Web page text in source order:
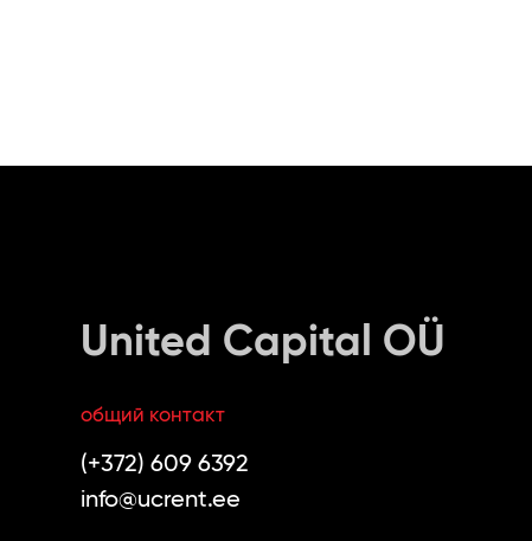
United Capital OÜ
общий контакт
(+372) 609 6392
info@ucrent.ee